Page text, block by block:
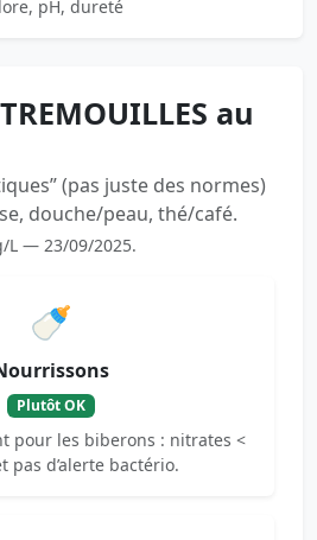
pH, dureté
au
(pas juste des normes)
douche/peau, thé/café.
L — 23/09/2025.
🍼
Plutôt OK
pour les biberons : nitrates <
pas d’alerte bactério.